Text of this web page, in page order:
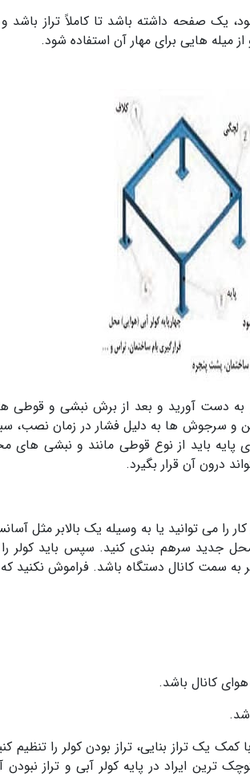
یک صفحه داشته باشد تا کاملاً تراز باشد
میله هایی برای مهار آن استفاده شود.
را به دست آورید و بعد از برش نبشی و قوطی
و سرجوش ها به دلیل فشار در زمان نصب،
باید از نوع قوطی مانند و نبشی های
را می توانید یا به وسیله یک بالابر مثل
محل جدید سرهم بندی کنید. سپس باید کولر
سمت کانال دستگاه باشد. فراموش نکنید
یک تراز بنایی، تراز بودن کولر را تنظیم
ترین ایراد در پایه کولر آبی و تراز نبودن